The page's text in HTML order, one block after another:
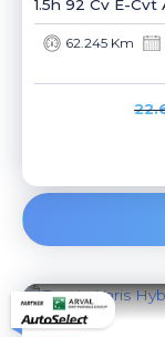
1.5h 92 Cv E-
62.245 Km